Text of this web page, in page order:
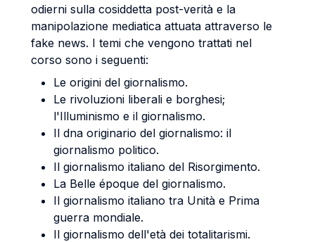
odierni sulla cosiddetta post-verità e la
manipolazione mediatica attuata attraverso le
fake news. I temi che vengono trattati nel
corso sono i seguenti:
Le origini del giornalismo.
Le rivoluzioni liberali e borghesi;
l'Illuminismo e il giornalismo.
Il dna originario del giornalismo: il
giornalismo politico.
Il giornalismo italiano del Risorgimento.
La Belle époque del giornalismo.
Il giornalismo italiano tra Unità e Prima
guerra mondiale.
Il giornalismo dell'età dei totalitarismi.